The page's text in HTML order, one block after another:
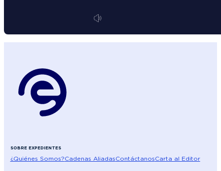
SOBRE EXPEDIENTES
¿Quiénes Somos?Cadenas AliadasContáctanosCarta al Editor